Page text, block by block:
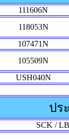
111606N
118053N
107471N
105509N
USH040N
ปร
SCK /